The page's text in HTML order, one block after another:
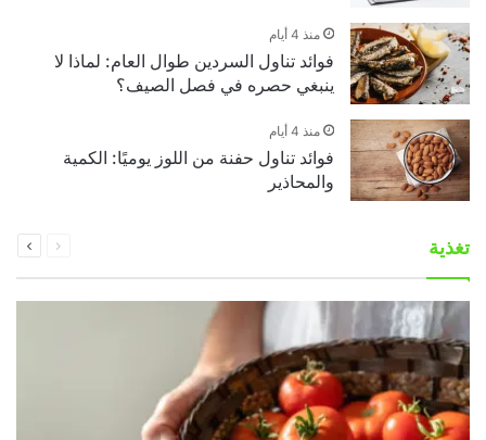
منذ 4 أيام
فوائد تناول السردين طوال العام: لماذا لا
ينبغي حصره في فصل الصيف؟
منذ 4 أيام
فوائد تناول حفنة من اللوز يوميًا: الكمية
والمحاذير
تغذية الصفحةالصفحة